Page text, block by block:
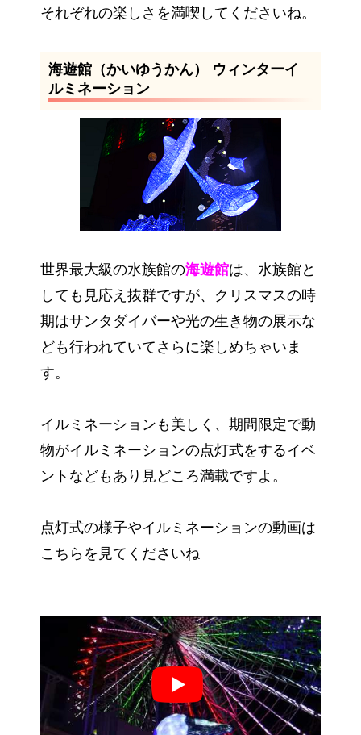
それぞれの楽しさを満喫してくださいね。
海遊館（かいゆうかん） ウィンターイ
ルミネーション
世界最大級の水族館の海遊館は、水族館と
しても見応え抜群ですが、クリスマスの時
期はサンタダイバーや光の生き物の展示な
ども行われていてさらに楽しめちゃいま
す。
イルミネーションも美しく、期間限定で動
物がイルミネーションの点灯式をするイベ
ントなどもあり見どころ満載ですよ。
点灯式の様子やイルミネーションの動画は
こちらを見てくださいね